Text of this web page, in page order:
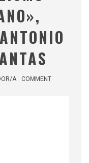
A COMMENT